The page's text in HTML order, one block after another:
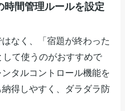
間管理ルールを設定
なく、「宿題が終わった
して使うのがおすすめで
タルコントロール機能を
得しやすく、ダラダラ防